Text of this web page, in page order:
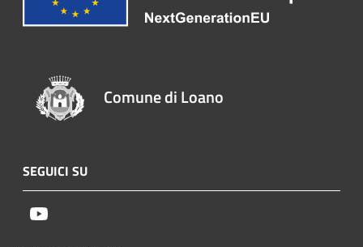
Comune di Loano
SEGUICI SU